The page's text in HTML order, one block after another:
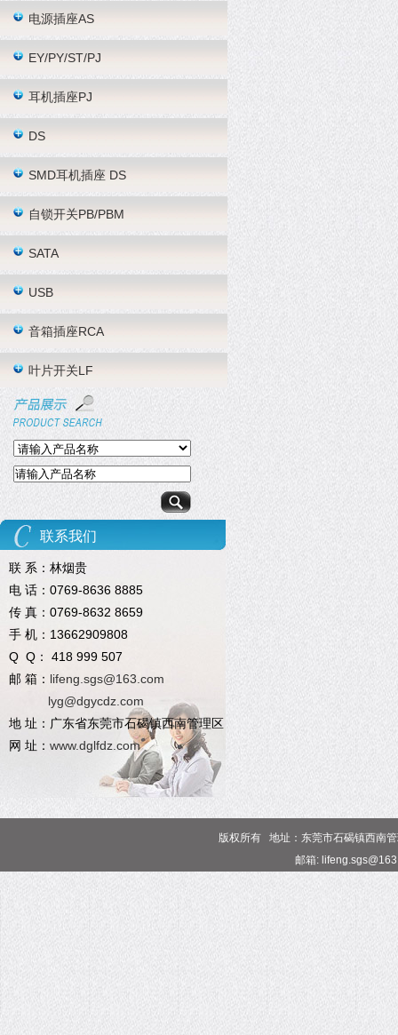
电源插座AS
EY/PY/ST/PJ
耳机插座PJ
DS
SMD耳机插座 DS
自锁开关PB/PBM
SATA
USB
音箱插座RCA
叶片开关LF
联系我们
联 系：林烟贵
电 话：0769-8636 8885
传 真：0769-8632 8659
手 机：13662909808
Q Q： 418 999 507
邮 箱： lifeng.sgs@163.com
lyg@dgycdz.com
地 址：广东省东莞市石碣镇西南管理区
网 址： www.dglfdz.com
版权所有 地址：东莞市石碣镇西南
邮箱: